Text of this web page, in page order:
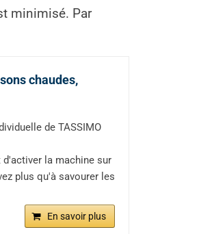
minimisé. Par
chaudes,
de TASSIMO
la machine sur
plus qu'à savourer les
En savoir plus